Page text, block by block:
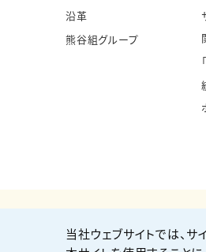
沿革
熊谷組グループ
個人情報保護方針 サイ
当社ウェブサイトでは、